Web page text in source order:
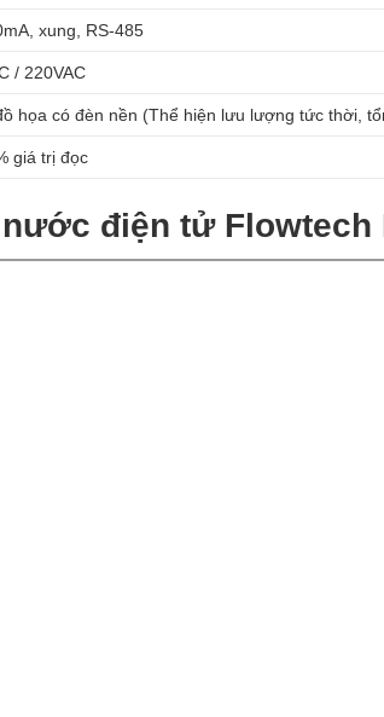
xung, RS-485
/ 220VAC
họa có đèn nền (Thể hiện lưu lượng tức thời,
giá trị đọc
điện tử Flowtech